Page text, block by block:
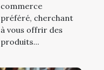
commerce
préféré, cherchant
à vous offrir des
produits...